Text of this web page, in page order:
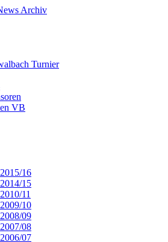
Archiv
Turnier
VB
16
15
11
10
09
08
07